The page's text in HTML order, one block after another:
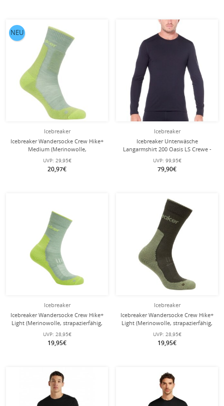
Icebreaker
Icebreaker Wandersocke Crew Hike+
Medium (Merinowolle,
strapazierfähig, leicht) grün Herren
UVP: 29,95€
20,97€
NEU
Icebreaker
Icebreaker Unterwäsche
Langarmshirt 200 Oasis LS Crewe -
Merinowolle, enganliegend -
schwarz Herren
UVP: 99,95€
79,90€
Icebreaker
Icebreaker Wandersocke Crew Hike+
Light (Merinowolle, strapazierfähig,
leicht) grün Herren
UVP: 28,95€
19,95€
Icebreaker
Icebreaker Wandersocke Crew Hike+
Light (Merinowolle, strapazierfähig,
leicht) lodengrün Herren
UVP: 28,95€
19,95€